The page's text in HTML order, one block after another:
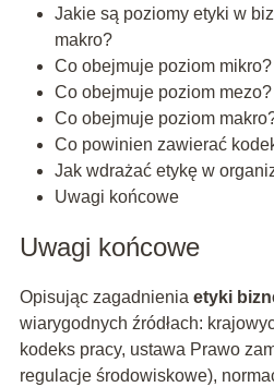
Jakie są poziomy etyki w
makro?
Co obejmuje poziom mikro?
Co obejmuje poziom mezo?
Co obejmuje poziom
Co powinien zawierać
Jak wdrażać etykę w
Uwagi końcowe
Uwagi końcowe
Opisując zagadnienia etyki
wiarygodnych źródłach:
kodeks pracy, ustawa Prawo
regulacje środowiskowe),